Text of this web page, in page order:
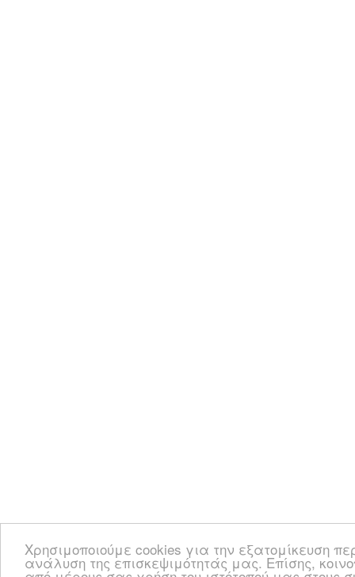
Χρησιμοποιούμε cookies για την εξατομίκευση
ανάλυση της επισκεψιμότητάς μας. Επίσης,